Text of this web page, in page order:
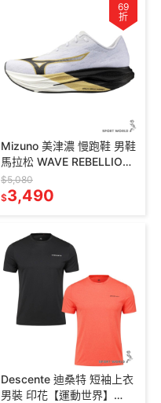
69
折
Mizuno 美津濃 慢跑鞋 男鞋
馬拉松 WAVE REBELLION
FLASH 3【運動世界】
J1GC262101
$5,080
$3,490
Descente 迪桑特 短袖上衣
男裝 印花【運動世界】